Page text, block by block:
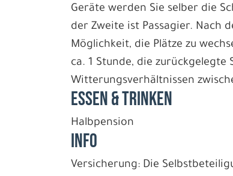
Geräte werden Sie selber die
der Zweite ist Passagier. Nach
Möglichkeit, die Plätze zu
ca. 1 Stunde, die
Witterungsverhältnissen
ESSEN & TRINKEN
Halbpension
INFO
Versicherung: Die